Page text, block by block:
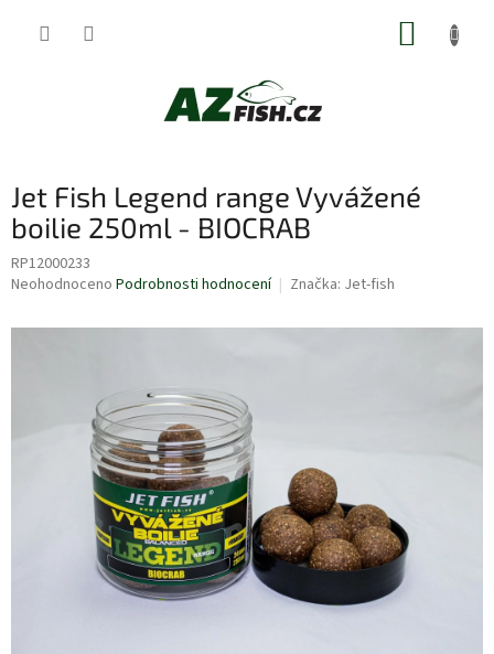
Jet Fish Legend range Vyvážené
boilie 250ml - BIOCRAB
RP12000233
Průměrné
produktu
Neohodnoceno Podrobnosti hodnocení Značka: Jet-fish